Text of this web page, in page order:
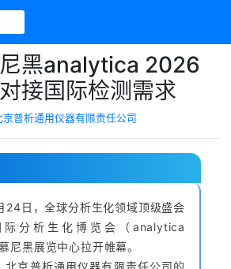
黑analytica 2026
接国际检测需求
京普析通用仪器有限责任公司
24日，全球分析生化领域顶级盛会
分析生化博览会（analytica
尼黑展览中心拉开帷幕。
北京普析通用仪器有限责任公司的